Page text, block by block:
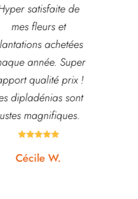
Composition
magnifique pour le
baptême et le
mariage!
Bouquet mariée,
centre de table et
Bouquet table
d'honneur.
Rapport qualité-prix,